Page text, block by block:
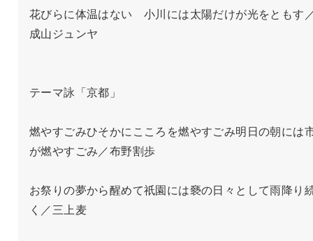
花びらに体温はない　小川には太陽だけが光をともす
成山ジュンヤ
テーマ詠「京都」
燃やすごみひそかにこころを燃やすごみ明日の朝には
が燃やすごみ／布野割歩
お祭りの夢から醒めて祇園には褻の日々として雨降り
く／三上麦